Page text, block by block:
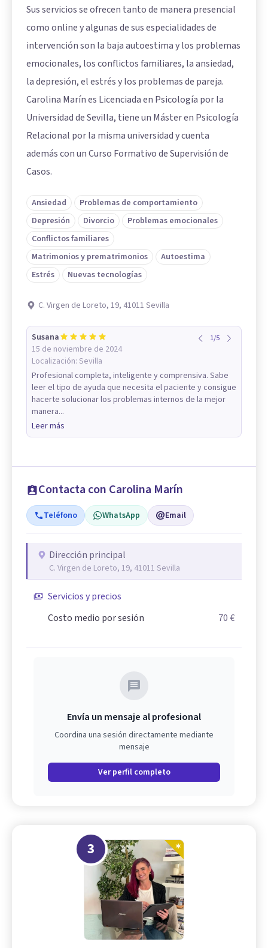
Sus servicios se ofrecen tanto de manera presencial
como online y algunas de sus especialidades de
intervención son la baja autoestima y los problemas
emocionales, los conflictos familiares, la ansiedad,
la depresión, el estrés y los problemas de pareja.
Carolina Marín es Licenciada en Psicología por la
Universidad de Sevilla, tiene un Máster en Psicología
Relacional por la misma universidad y cuenta
además con un Curso Formativo de Supervisión de
Casos.
Ansiedad
Problemas de comportamiento
Depresión
Divorcio
Problemas emocionales
Conflictos familiares
Matrimonios y prematrimonios
Autoestima
Estrés
Nuevas tecnologías
C. Virgen de Loreto, 19, 41011 Sevilla
Susana
15 de noviembre de 2024
Localización: Sevilla
1/5
Profesional completa, inteligente y comprensiva. Sabe
leer el tipo de ayuda que necesita el paciente y consigue
hacerte solucionar los problemas internos de la mejor
manera...
Leer más
Contacta con Carolina Marín
Teléfono WhatsApp Email
Dirección principal
C. Virgen de Loreto, 19, 41011 Sevilla
Servicios y precios
Costo medio por sesión
70 €
Envía un mensaje al profesional
Coordina una sesión directamente mediante
mensaje
Ver perfil completo
3